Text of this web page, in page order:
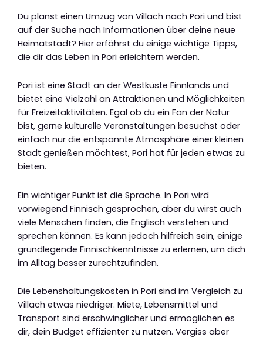
Du planst einen Umzug von Villach nach Pori und bist
auf der Suche nach Informationen über deine neue
Heimatstadt? Hier erfährst du einige wichtige Tipps,
die dir das Leben in Pori erleichtern werden.
Pori ist eine Stadt an der Westküste Finnlands und
bietet eine Vielzahl an Attraktionen und Möglichkeiten
für Freizeitaktivitäten. Egal ob du ein Fan der Natur
bist, gerne kulturelle Veranstaltungen besuchst oder
einfach nur die entspannte Atmosphäre einer kleinen
Stadt genießen möchtest, Pori hat für jeden etwas zu
bieten.
Ein wichtiger Punkt ist die Sprache. In Pori wird
vorwiegend Finnisch gesprochen, aber du wirst auch
viele Menschen finden, die Englisch verstehen und
sprechen können. Es kann jedoch hilfreich sein, einige
grundlegende Finnischkenntnisse zu erlernen, um dich
im Alltag besser zurechtzufinden.
Die Lebenshaltungskosten in Pori sind im Vergleich zu
Villach etwas niedriger. Miete, Lebensmittel und
Transport sind erschwinglicher und ermöglichen es
dir, dein Budget effizienter zu nutzen. Vergiss aber